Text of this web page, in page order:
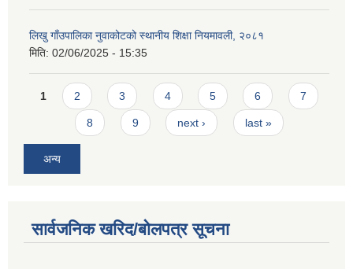
लिखु गाँउपालिका नुवाकोटको स्थानीय शिक्षा नियमावली, २०८१
मिति: 02/06/2025 - 15:35
Pages
1 2 3 4 5 6 7
8 9 next › last »
अन्य
सार्वजनिक खरिद/बोलपत्र सूचना